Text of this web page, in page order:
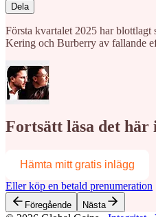
Dela
Första kvartalet 2025 har
Kering och Burberry av fallande
Fortsätt läsa det här
Hämta mitt gratis inlägg
Eller köp en betald prenumeration
Föregående Nästa